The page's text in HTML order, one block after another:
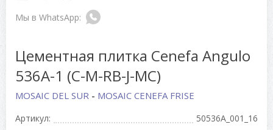
Цементная плитка Cenefa Angulo
536A-1 (C-M-RB-J-MC)
MOSAIC DEL SUR - MOSAIC CENEFA FRISE
Артикул:
50536A_001_16